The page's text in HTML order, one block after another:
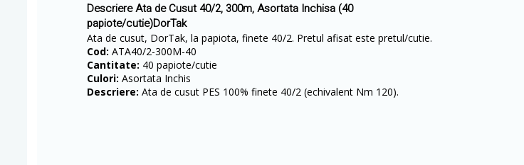
Descriere Ata de Cusut 40/2, 300m, Asortata Inchisa (40
papiote/cutie)DorTak
Ata de cusut, DorTak, la papiota, finete 40/2. Pretul afisat este pretul/cutie.
Cod: ATA40/2-300M-40
Cantitate: 40 papiote/cutie
Culori: Asortata Inchis
Descriere: Ata de cusut PES 100% finete 40/2 (echivalent Nm 120).